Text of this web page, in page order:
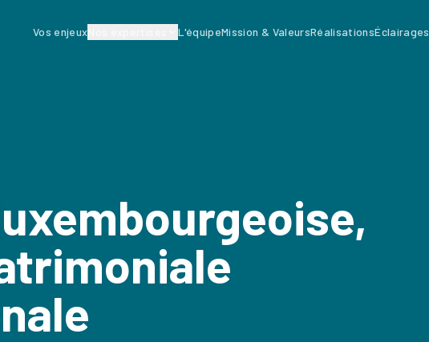
Vos enjeux L'équipeMission & ValeursRéalisationsÉclairages